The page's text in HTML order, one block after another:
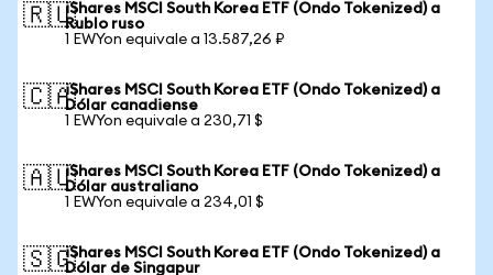
🇷🇺iShares MSCI South Korea ETF (Ondo Tokenized) a
Rublo ruso
1 EWYon equivale a 13.587,26 ₽
🇨🇦iShares MSCI South Korea ETF (Ondo Tokenized) a
Dólar canadiense
1 EWYon equivale a 230,71 $
🇦🇺iShares MSCI South Korea ETF (Ondo Tokenized) a
Dólar australiano
1 EWYon equivale a 234,01 $
🇸🇬iShares MSCI South Korea ETF (Ondo Tokenized) a
Dólar de Singapur